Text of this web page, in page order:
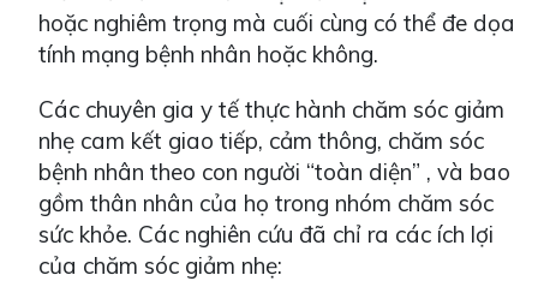
hoặc nghiêm trọng mà cuối cùng có thể đe dọa
tính mạng bệnh nhân hoặc không.
Các chuyên gia y tế thực hành chăm sóc giảm
nhẹ cam kết giao tiếp, cảm thông, chăm sóc
bệnh nhân theo con người “toàn diện” , và bao
gồm thân nhân của họ trong nhóm chăm sóc
sức khỏe. Các nghiên cứu đã chỉ ra các ích lợi
của chăm sóc giảm nhẹ: